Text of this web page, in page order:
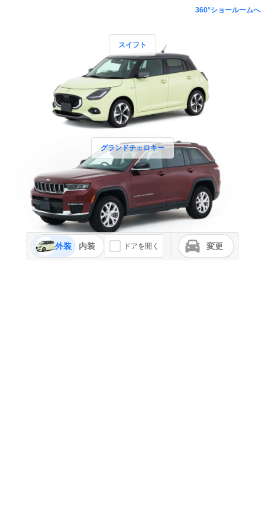
360°ショールームへ
スイフト
グランドチェロキー
外装 内装 ドアを開く 変更